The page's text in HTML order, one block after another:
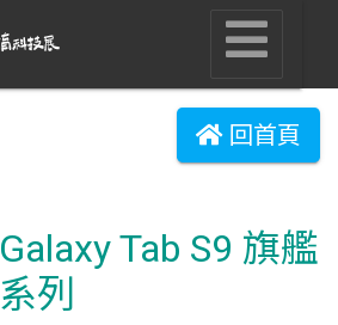
回首頁
Galaxy Tab S9 旗艦
系列